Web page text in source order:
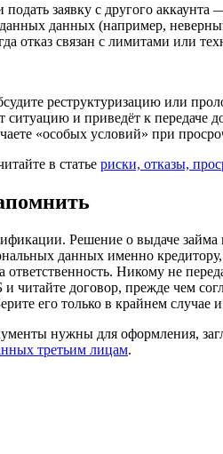
заявку с другого
данных (например,
связан с лимитами или
реструктуризацию или
и приведёт к передаче
«особых условий» при
в статье риски, отказы,
Решение о выдаче
данных именно кредитору,
Никому не
читайте договор, прежде чем
его только в крайнем случае
нужны для оформления,
третьим лицам.